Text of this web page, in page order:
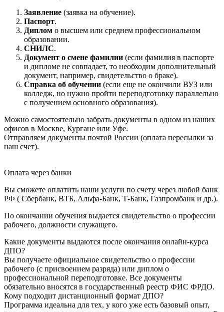
Заявление (заявка на обучение).
Паспорт.
Диплом о высшем или среднем профессиональном
образовании.
СНИЛС.
Документ о смене фамилии (если фамилия в паспорте
и дипломе не совпадает, то необходим дополнительный
документ, например, свидетельство о браке).
Справка об обучении (если еще не окончили ВУЗ или
колледж, но нужно пройти переподготовку параллельно
с получением основного образования).
Можно самостоятельно забрать документы в одном из наших
офисов в Москве, Кургане или Уфе.
Отправляем документы почтой России (оплата пересылки за
наш счет).
Оплата через банки
Вы сможете оплатить наши услуги по счету через любой банк
РФ ( Сбербанк, ВТБ, Альфа-Банк, Т-Банк, Газпромбанк и др.).
По окончании обучения выдается свидетельство о профессии
рабочего, должности служащего.
Какие документы выдаются после окончания онлайн-курса
ДПО?
Вы получаете официальное свидетельство о профессии
рабочего (с присвоением разряда) или диплом о
профессиональной переподготовке. Все документы
обязательно вносятся в государственный реестр ФИС ФРДО.
Кому подходит дистанционный формат ДПО?
Программа идеальна для тех, у кого уже есть базовый опыт,